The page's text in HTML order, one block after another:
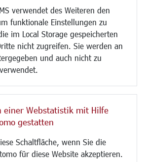
verwendet des Weiteren den
funktionale Einstellungen zu
im Local Storage gespeicherten
nicht zugreifen. Sie werden an
und auch nicht zu
einer Webstatistik mit Hilfe
gestatten
Schaltfläche, wenn Sie die
für diese Website akzeptieren.